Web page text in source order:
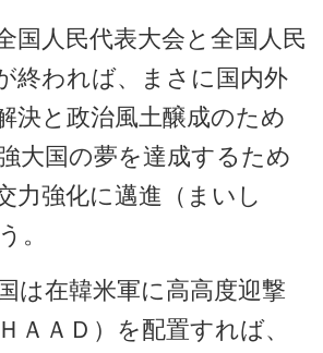
国人民代表大会と全国人民
終われば、まさに国内外
決と政治風土醸成のため
大国の夢を達成するため
力強化に邁進（まいし
。
は在韓米軍に高高度迎撃
ＡＡＤ）を配置すれば、